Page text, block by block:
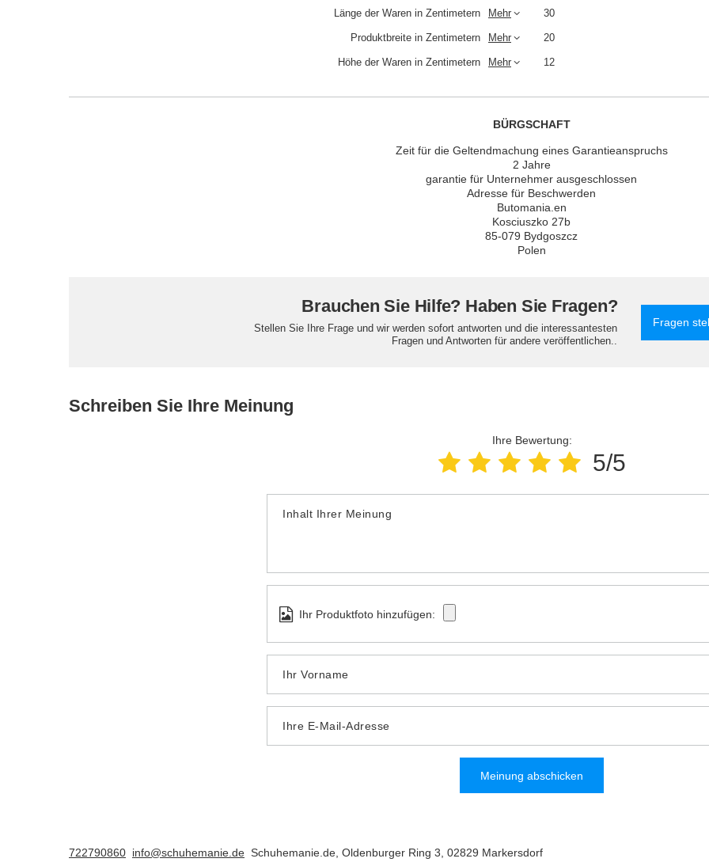
Länge der Waren in Zentimetern Mehr 30
Produktbreite in Zentimetern Mehr 20
Höhe der Waren in Zentimetern Mehr 12
BÜRGSCHAFT
Zeit für die Geltendmachung eines Garantieanspruchs
2 Jahre
garantie für Unternehmer ausgeschlossen
Adresse für Beschwerden
Butomania.en
Kosciuszko 27b
85-079 Bydgoszcz
Polen
Brauchen Sie Hilfe? Haben Sie Fragen?
Stellen Sie Ihre Frage und wir werden sofort antworten und die interessantesten
Fragen und Antworten für andere veröffentlichen..
Fragen
Schreiben Sie Ihre Meinung
Ihre Bewertung:
5/5
Inhalt Ihrer Meinung
Ihr Produktfoto hinzufügen:
Ihr Vorname
Ihre E-Mail-Adresse
Meinung abschicken
722790860 info@schuhemanie.de Schuhemanie.de Oldenburger Ring 3 02829 Markersdorf